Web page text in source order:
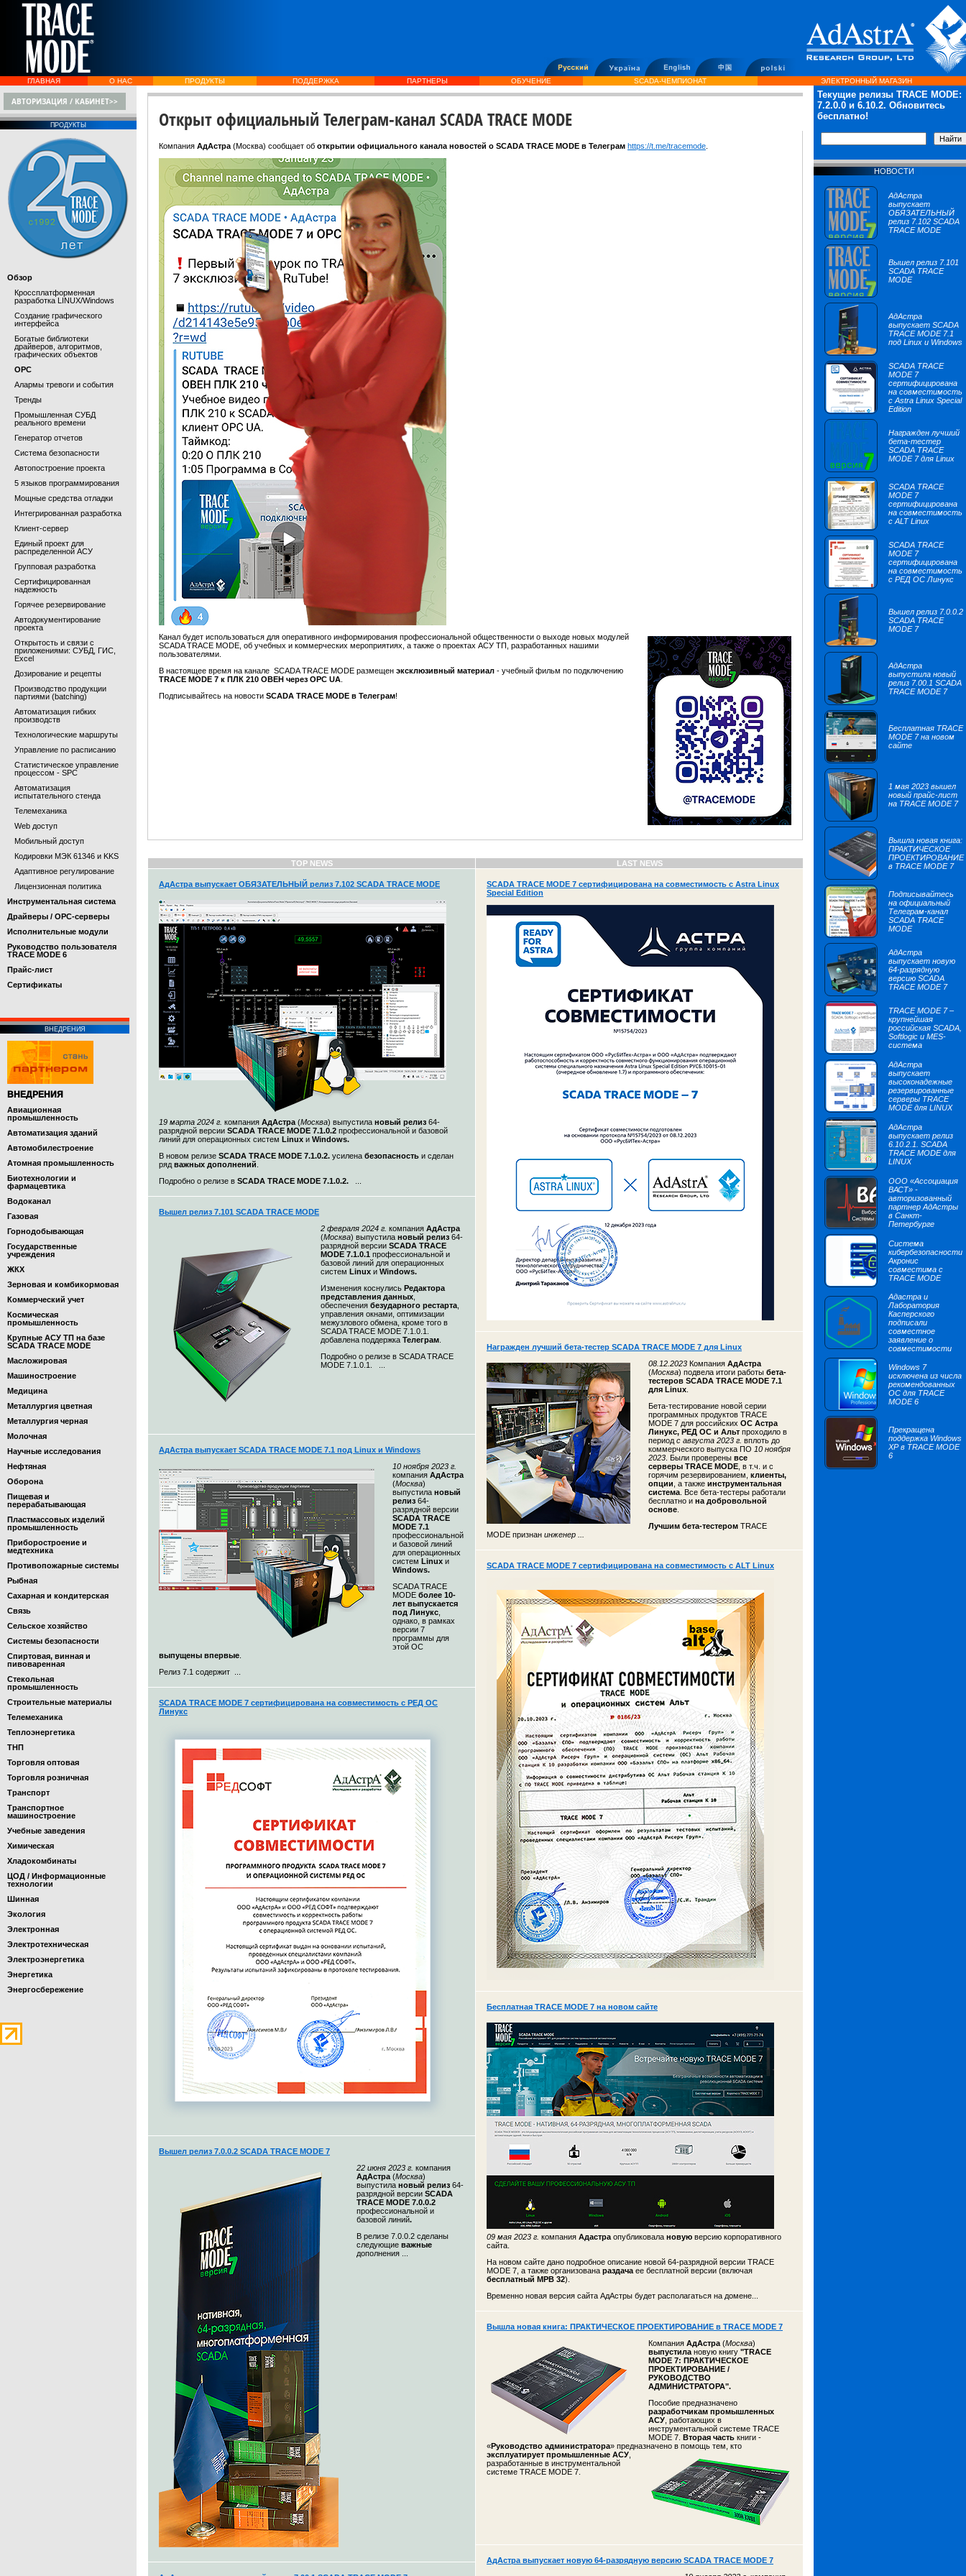
ГЛАВНАЯ О НАС ПРОДУКТЫ ПОДДЕРЖКА ПАРТНЕРЫ ОБУЧЕНИЕ SCADA-ЧЕМПИОНАТ ЭЛЕКТРОННЫЙ МАГАЗИН
АВТОРИЗАЦИЯ / КАБИНЕТ>>
ПРОДУКТЫ
Обзор
Кроссплатформенная
разработка LINUX/Windows
Создание графического
интерфейса
Богатые библиотеки
драйверов, алгоритмов,
графических объектов
OPC
Алармы тревоги и события
Тренды
Промышленная СУБД
реального времени
Генератор отчетов
Система безопасности
Автопостроение проекта
5 языков программирования
Мощные средства отладки
Интегрированная разработка
Клиент-сервер
Единый проект для
распределенной АСУ
Групповая разработка
Сертифицированная
надежность
Горячее резервирование
Автодокументирование
проекта
Открытость и связи с
приложениями: СУБД, ГИС,
Excel
Дозирование и рецепты
Производство продукции
партиями (batching)
Автоматизация гибких
производств
Технологические маршруты
Управление по расписанию
Статистическое управление
процессом - SPC
Автоматизация
испытательного стенда
Телемеханика
Web доступ
Мобильный доступ
Кодировки МЭК 61346 и KKS
Адаптивное регулирование
Лицензионная политика
Инструментальная система
Драйверы / OPC-серверы
Исполнительные модули
Руководство пользователя
TRACE MODE 6
Прайс-лист
Cертификаты
ВНЕДРЕНИЯ
ВНЕДРЕНИЯ
Авиационная
промышленность
Автоматизация зданий
Автомобилестроение
Атомная промышленность
Биотехнологии и
фармацевтика
Водоканал
Газовая
Горнодобывающая
Государственные
учреждения
ЖКХ
Зерновая и комбикормовая
Коммерческий учет
Космическая
промышленность
Крупные АСУ ТП на базе
SCADA TRACE MODE
Масложировая
Машиностроение
Медицина
Металлургия цветная
Металлургия черная
Молочная
Научные исследования
Нефтяная
Оборона
Пищевая и
перерабатывающая
Пластмассовых изделий
промышленность
Приборостроение и
медтехника
Противопожарные системы
Рыбная
Сахарная и кондитерская
Связь
Сельское хозяйство
Системы безопасности
Спиртовая, винная и
пивоваренная
Стекольная
промышленность
Строительные материалы
Телемеханика
Теплоэнергетика
ТНП
Торговля оптовая
Торговля розничная
Транспорт
Транспортное
машиностроение
Учебные заведения
Химическая
Хладокомбинаты
ЦОД / Информационные
технологии
Шинная
Экология
Электронная
Электротехническая
Электроэнергетика
Энергетика
Энергосбережение
Открыт официальный Телеграм-канал SCADA TRACE MODE
Компания АдАстра (Москва) сообщает об открытии официального канала новостей о SCADA TRACE MODE в Телеграм https://t.me/tracemode
Канал будет использоваться для оперативного информирования профессиональной общественности о выходе новых модулей
SCADA TRACE MODE, об учебных и коммерческих мероприятиях, а также о проектах АСУ ТП, разработанных нашими
пользователями.
В настоящее время на канале SCADA TRACE MODE размещен эксклюзивный материал - учебный фильм по подключению
TRACE MODE 7 к ПЛК 210 ОВЕН через OPC UA
Подписывайтесь на новости SCADA TRACE MODE в Телеграм!
TOP NEWS
АдАстра выпускает ОБЯЗАТЕЛЬНЫЙ релиз 7.102 SCADA TRACE MODE
19 марта 2024 г. компания АдАстра (Москва) выпустила новый релиз 64-
разрядной версии SCADA TRACE MODE 7.1.0.2 профессиональной и базовой
линий для операционных систем Linux и Windows.
В новом релизе SCADA TRACE MODE 7.1.0.2. усилена безопасность и сделан
ряд важных дополнений
Подробно о релизе в SCADA TRACE MODE 7.1.0.2.
Вышел релиз 7.101 SCADA TRACE MODE
2 февраля 2024 г. компания АдАстра
(Москва) выпустила новый релиз 64-
разрядной версии SCADA TRACE
MODE 7.1.0.1 профессиональной и
базовой линий для операционных
систем Linux и Windows.
Изменения коснулись Редактора
представления данных
обеспечения безударного рестарта
управления окнами, оптимизации
межузлового обмена, кроме того в
SCADA TRACE MODE 7.1.0.1.
добавлена поддержка Телеграм
Подробно о релизе в SCADA TRACE
MODE 7.1.0.1. ...
АдАстра выпускает SCADA TRACE MODE 7.1 под Linux и Windows
10 ноября 2023 г.
компания АдАстра
(Москва)
выпустила новый
релиз 64-
разрядной версии
SCADA TRACE
MODE 7.1
профессиональной
и базовой линий
для операционных
систем Linux и
Windows.
SCADA TRACE
MODE более 10-
лет выпускается
под Линукс
однако, в рамках
версии 7
программы для
этой ОС
выпущены впервые
Релиз 7.1 содержит ...
SCADA TRACE MODE 7 сертифицирована на совместимость с РЕД ОС
Линукс
Вышел релиз 7.0.0.2 SCADA TRACE MODE 7
22 июня 2023 г. компания
АдАстра (Москва)
выпустила новый релиз 64-
разрядной версии SCADA
TRACE MODE 7.0.0.2
профессиональной и
базовой линий.
В релизе 7.0.0.2 сделаны
следующие важные
дополнения ...
LAST NEWS
SCADA TRACE MODE 7 сертифицирована на совместимость с Astra Linux
Special Edition
Награжден лучший бета-тестер SCADA TRACE MODE 7 для Linux
08.12.2023 Компания АдАстра
(Москва) подвела итоги работы бета-
тестеров SCADA TRACE MODE 7.1
для Linux
Бета-тестирование новой серии
программных продуктов TRACE
MODE 7 для российских ОС Астра
Линукс, РЕД ОС и Альт проходило в
период с августа 2023 г. вплоть до
коммерческого выпуска ПО 10 ноября
2023 . Были проверены все
серверы TRACE MODE , в т.ч. и с
горячим резервированием, клиенты,
опции , а также инструментальная
система . Все бета-тестеры работали
бесплатно и на добровольной
основе
Лучшим бета-тестером TRACE
MODE признан инженер ...
SCADA TRACE MODE 7 сертифицирована на совместимость с ALT Linux
Бесплатная TRACE MODE 7 на новом сайте
09 мая 2023 г. компания Адастра опубликовала новую версию корпоративного
сайта.
На новом сайте дано подробное описание новой 64-разрядной версии TRACE
MODE 7, а также организована раздача ее бесплатной версии (включая
бесплатный МРВ 32).
Временно новая версия сайта АдАстры будет располагаться на домене...
Вышла новая книга: ПРАКТИЧЕСКОЕ ПРОЕКТИРОВАНИЕ в TRACE MODE 7
Компания АдАстра (Москва)
выпустила новую книгу "TRACE
MODE 7: ПРАКТИЧЕСКОЕ
ПРОЕКТИРОВАНИЕ /
РУКОВОДСТВО
АДМИНИСТРАТОРА".
Пособие предназначено
разработчикам промышленных
АСУ , работающих в
инструментальной системе TRACE
MODE 7. Вторая часть книги -
«Руководство администратора» предназначено в помощь тем, кто
эксплуатирует промышленные АСУ
разработанные в инструментальной
системе TRACE MODE 7.
АдАстра выпускает новую 64-разрядную версию SCADA TRACE MODE 7
Текущие релизы TRACE MODE:
7.2.0.0 и 6.10.2. Обновитесь
бесплатно!
НОВОСТИ
АдАстра
выпускает
ОБЯЗАТЕЛЬНЫЙ
релиз 7.102 SCADA
TRACE MODE
Вышел релиз 7.101
SCADA TRACE
MODE
АдАстра
выпускает SCADA
TRACE MODE 7.1
под Linux и Windows
SCADA TRACE
MODE 7
сертифицирована
на совместимость
с Astra Linux Special
Edition
Награжден лучший
бета-тестер
SCADA TRACE
MODE 7 для Linux
SCADA TRACE
MODE 7
сертифицирована
на совместимость
с ALT Linux
SCADA TRACE
MODE 7
сертифицирована
на совместимость
с РЕД ОС Линукс
Вышел релиз 7.0.0.2
SCADA TRACE
MODE 7
АдАстра
выпустила новый
релиз 7.00.1 SCADA
TRACE MODE 7
Бесплатная TRACE
MODE 7 на новом
сайте
1 мая 2023 вышел
новый прайс-лист
на TRACE MODE 7
Вышла новая книга:
ПРАКТИЧЕСКОЕ
ПРОЕКТИРОВАНИЕ
в TRACE MODE 7
Подписывайтесь
на официальный
Телеграм-канал
SCADA TRACE
MODE
АдАстра
выпускает новую
64-разрядную
версию SCADA
TRACE MODE 7
TRACE MODE 7 –
крупнейшая
российская SCADA,
Softlogic и MES-
система
АдАстра
выпускает
высоконадежные
резервированные
серверы TRACE
MODE для LINUX
АдАстра
выпускает релиз
6.10.2.1. SCADA
TRACE MODE для
LINUX
ООО «Ассоциация
ВАСТ» -
авторизованный
партнер АдАстры
в Санкт-
Петербурге
Система
кибербезопасности
Акронис
совместима с
TRACE MODE
Адастра и
Лаборатория
Касперского
подписали
совместное
заявление о
совместимости
Windows 7
исключена из числа
рекомендованных
ОС для TRACE
MODE 6
Прекращена
поддержка Windows
XP в TRACE MODE
6